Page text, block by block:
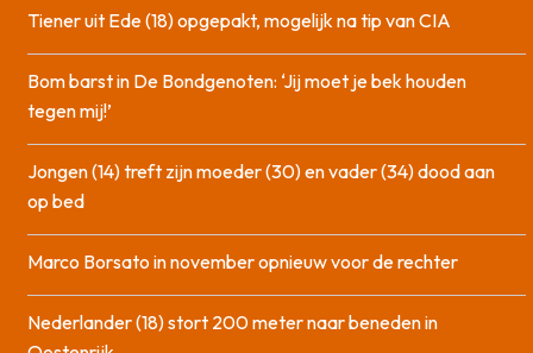
Tiener uit Ede (18) opgepakt, mogelijk na tip van CIA
Bom barst in De Bondgenoten: ‘Jij moet je bek houden
tegen mij!’
Jongen (14) treft zijn moeder (30) en vader (34) dood aan
op bed
Marco Borsato in november opnieuw voor de rechter
Nederlander (18) stort 200 meter naar beneden in